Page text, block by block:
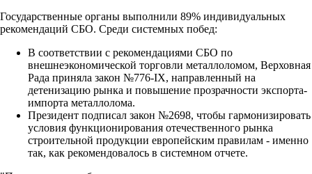
Государственные органы выполнили 89% индивидуальных
рекомендаций СБО. Среди системных побед:
В соответствии с рекомендациями СБО по
внешнеэкономической торговли металлоломом, Верховная
Рада приняла закон №776-ІХ, направленный на
детенизацию рынка и повышение прозрачности экспорта-
импорта металлолома.
Президент подписал закон №2698, чтобы гармонизировать
условия функционирования отечественного рынка
строительной продукции европейским правилам - именно
так, как рекомендовалось в системном отчете.